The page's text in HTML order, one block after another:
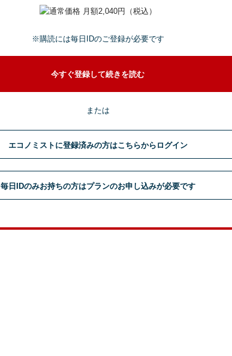
※購読には毎日IDのご登録が必要です
今すぐ登録して続きを読む
または
エコノミストに登録済みの方はこちらからログイン
毎日IDのみお持ちの方はプランのお申し込みが必要です